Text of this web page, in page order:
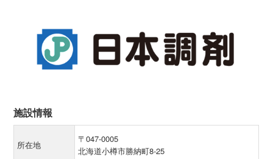
施設情報
所在地
〒047-0005
北海道小樽市勝納町8-25